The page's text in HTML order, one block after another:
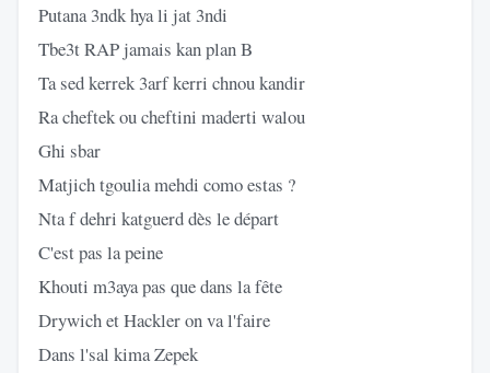
Putana 3ndk hya li jat 3ndi
Tbe3t RAP jamais kan plan B
Ta sed kerrek 3arf kerri chnou kandir
Ra cheftek ou cheftini maderti walou
Ghi sbar
Matjich tgoulia mehdi como estas ?
Nta f dehri katguerd dès le départ
C'est pas la peine
Khouti m3aya pas que dans la fête
Drywich et Hackler on va l'faire
Dans l'sal kima Zepek